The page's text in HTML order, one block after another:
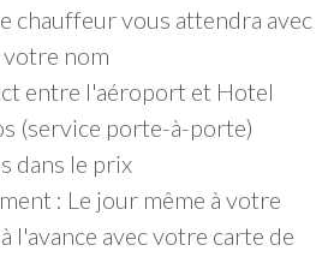
chauffeur vous attendra avec
votre nom
entre l'aéroport et Hotel
(service porte-à-porte)
dans le prix
: Le jour même à votre
l'avance avec votre carte de